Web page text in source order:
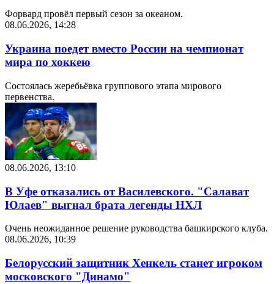
Форвард провёл первый сезон за океаном.
08.06.2026, 14:28
Украина поедет вместо России на чемпионат
мира по хоккею
Состоялась жеребьёвка группового этапа мирового
первенства.
08.06.2026, 13:10
В Уфе отказались от Василевского. "Салават
Юлаев" выгнал брата легенды НХЛ
Очень неожиданное решение руководства башкирского клуба.
08.06.2026, 10:39
Белорусский защитник Хенкель станет игроком
московского "Динамо"